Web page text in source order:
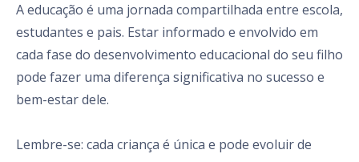
A educação é uma jornada compartilhada entre escola,
estudantes e pais. Estar informado e envolvido em
cada fase do desenvolvimento educacional do seu filho
pode fazer uma diferença significativa no sucesso e
bem-estar dele.
Lembre-se: cada criança é única e pode evoluir de